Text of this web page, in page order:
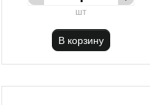
шт
В корзину